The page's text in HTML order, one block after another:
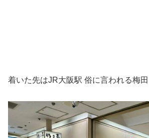
着いた先はJR大阪駅 俗に言われる梅